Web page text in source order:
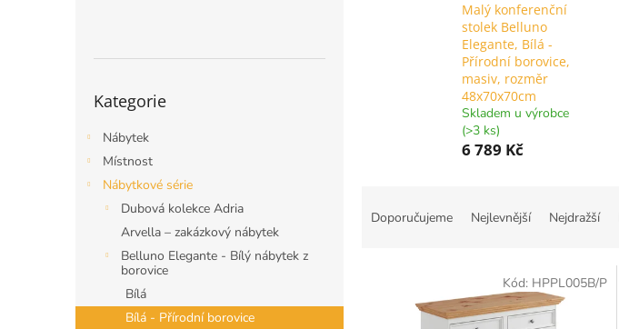
kategorie
Kategorie
Nábytek
Místnost
Nábytkové série
Dubová kolekce Adria
Arvella – zakázkový nábytek
Belluno Elegante - Bílý nábytek z
borovice
Bílá
Bílá - Přírodní borovice
Malý konferenční
stolek Belluno
Elegante, Bílá -
Přírodní borovice,
masiv, rozměr
48x70x70cm
Skladem u výrobce
(>3 ks)
6 789 Kč
Doporučujeme Nejlevnější Nejdražší
Kód: HPPL005B/P